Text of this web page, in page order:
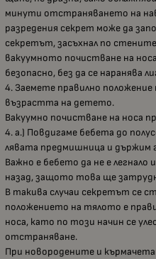
минути отстраняването на
разредения секрет може да
секретът, засъхнал по
вакуумното почистване на
безопасно, без да се наранява
4. Заемете правилно
възрастта на детето.
Вакуумно почистване на носа
4. а.) Повдигаме бебета до
лявата предмишница и държим
Важно е бебето да не е легнало
назад, защото това ще
В такива случаи секретът се
положението на тялото е
носа, като по този начин се
отстраняване.
При новородените и